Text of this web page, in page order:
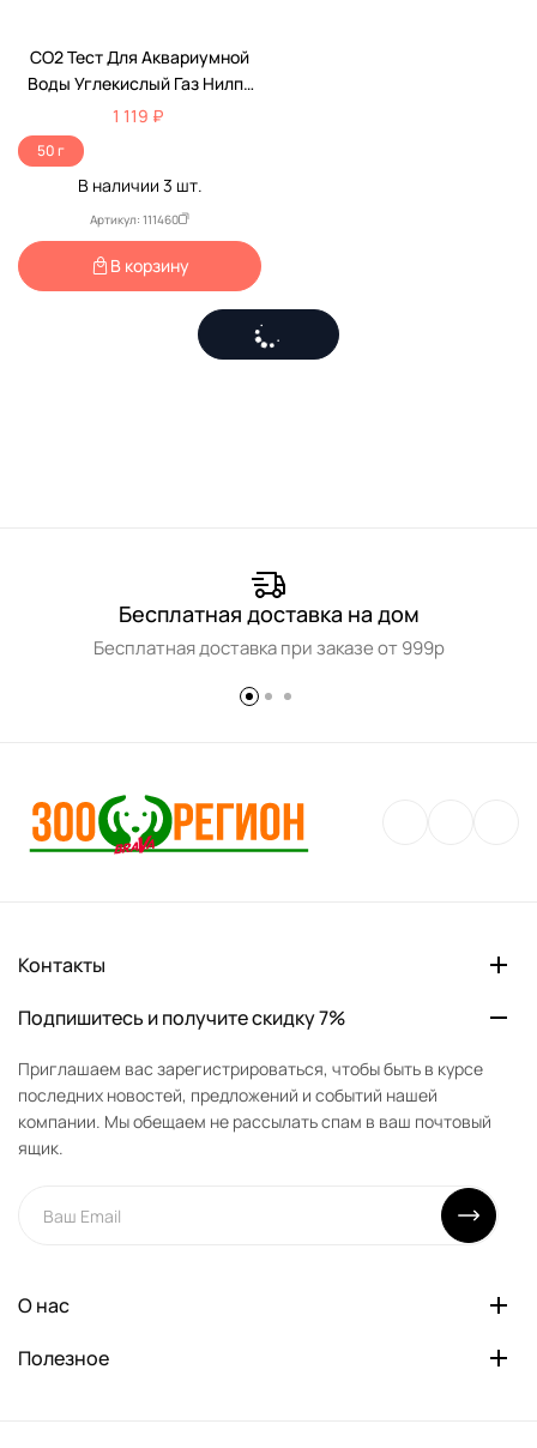
CO2 Тест Для Аквариумной
Воды Углекислый Газ Нилпа
НеваТропик
1 119 ₽
50 г
В наличии 3 шт.
Артикул: 111460
В корзину
Бесплатная доставка на дом
Бесплатная доставка при заказе от 999р
Контакты
Подпишитесь и получите скидку 7%
Приглашаем вас зарегистрироваться, чтобы быть в курсе
последних новостей, предложений и событий нашей
компании. Мы обещаем не рассылать спам в ваш почтовый
ящик.
О нас
Полезное